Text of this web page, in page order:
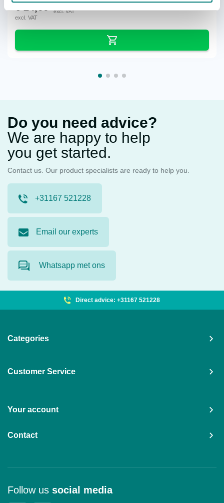
€24,66 each
excl. VAT
excl. VAT
Do you need advice?
We are happy to help
you get started.
Contact us. Our product specialists are ready to help you.
+31167 521228
Email our experts
Whatsapp met ons
Direct advice: +31167 521228
Categories
Customer Service
Your account
Contact
Follow us social media